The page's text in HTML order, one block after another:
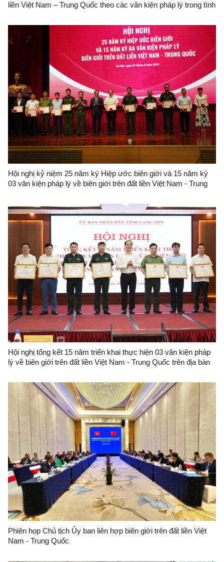
liền Việt Nam – Trung Quốc theo các văn kiện pháp lý trong tình
Hội nghị kỷ niệm 25 năm ký Hiệp ước biên giới và 15 năm ký
03 văn kiện pháp lý về biên giới trên đất liền Việt Nam - Trung
Hội nghị tổng kết 15 năm triển khai thực hiện 03 văn kiện pháp
lý về biên giới trên đất liền Việt Nam - Trung Quốc trên địa bàn
Phiên họp Chủ tịch Ủy ban liên hợp biên giới trên đất liền Việt
Nam - Trung Quốc